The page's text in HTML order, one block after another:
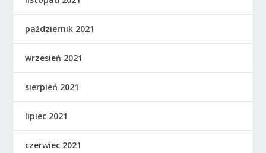
październik 2021
wrzesień 2021
sierpień 2021
lipiec 2021
czerwiec 2021